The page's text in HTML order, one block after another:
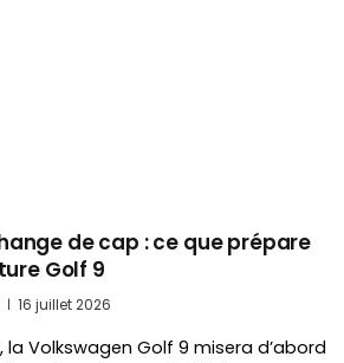
de cap : ce que prépare
Golf 9
16 juillet 2026
la Volkswagen Golf 9 misera d’abord